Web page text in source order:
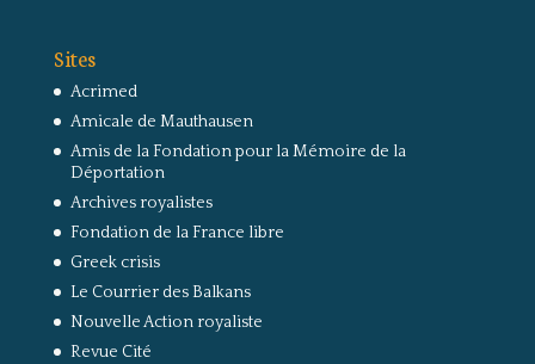
Sites
Acrimed
Amicale de Mauthausen
Amis de la Fondation pour la Mémoire de la
Déportation
Archives royalistes
Fondation de la France libre
Greek crisis
Le Courrier des Balkans
Nouvelle Action royaliste
Revue Cité